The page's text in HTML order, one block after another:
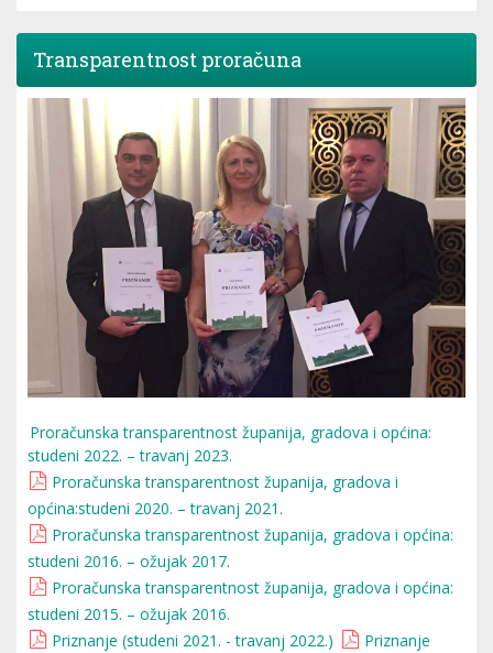
Transparentnost proračuna
Proračunska transparentnost županija, gradova i općina:
studeni 2022. – travanj 2023.
Proračunska transparentnost županija, gradova i
općina:studeni 2020. – travanj 2021.
Proračunska transparentnost županija, gradova i općina:
studeni 2016. – ožujak 2017.
Proračunska transparentnost županija, gradova i općina:
studeni 2015. – ožujak 2016.
Priznanje (studeni 2021. - travanj 2022.)
Priznanje